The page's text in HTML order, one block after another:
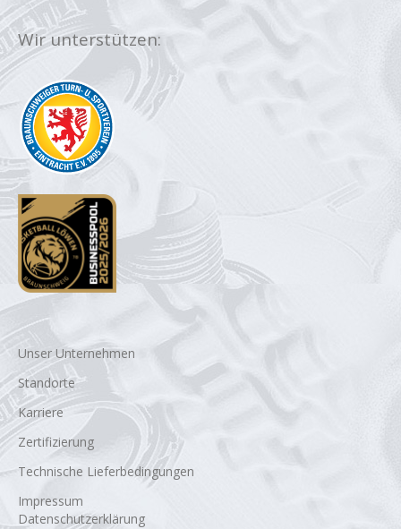
Wir unterstützen:
Unser Unternehmen
Standorte
Karriere
Zertifizierung
Technische Lieferbedingungen
Impressum
Datenschutzerklärung